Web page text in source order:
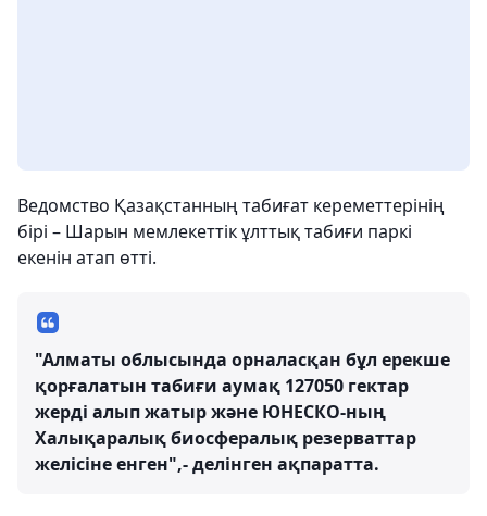
Ведомство Қазақстанның табиғат кереметтерінің
бірі – Шарын мемлекеттік ұлттық табиғи паркі
екенін атап өтті.
"Алматы облысында орналасқан бұл ерекше
қорғалатын табиғи аумақ 127050 гектар
жерді алып жатыр және ЮНЕСКО-ның
Халықаралық биосфералық резерваттар
желісіне енген",- делінген ақпаратта.